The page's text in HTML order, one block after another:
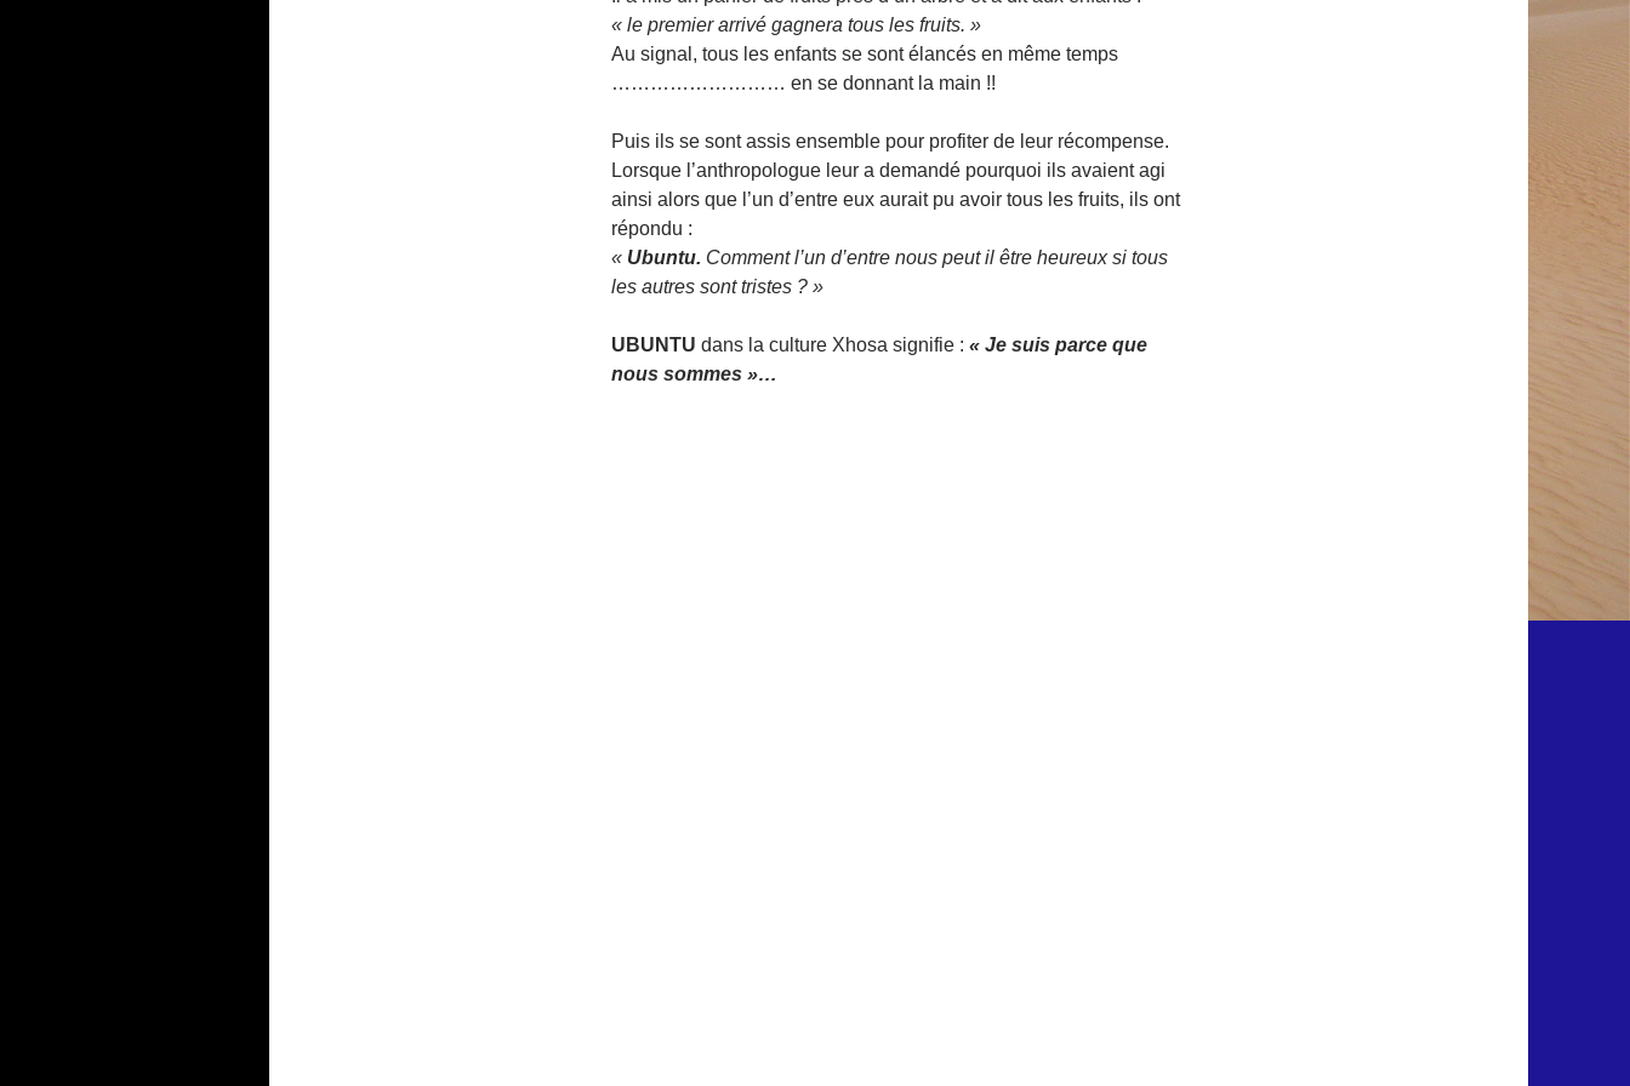
« le premier arrivé gagnera tous les fruits. »
Au signal, tous les enfants se sont élancés en même temps
……………………… en se donnant la main !!
Puis ils se sont assis ensemble pour profiter de leur récompense.
Lorsque l’anthropologue leur a demandé pourquoi ils avaient agi
ainsi alors que l’un d’entre eux aurait pu avoir tous les fruits, ils ont
répondu :
« Ubuntu. Comment l’un d’entre nous peut il être heureux si tous
les autres sont tristes ? »
UBUNTU dans la culture Xhosa signifie : « Je suis parce que
nous sommes »…